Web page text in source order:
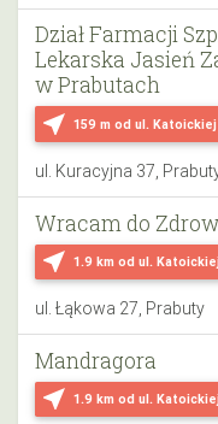
near_me 159 m od ul. Katoickiej
Dział Farmacji
Lekarska Jasień
w Prabutach
ul. Kuracyjna 37,
near_me 1.9 km od ul.
Wracam do
ul. Łąkowa 27, Prabuty
near_me 1.9 km od ul.
Mandragora